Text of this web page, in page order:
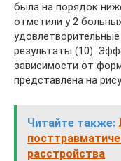
была на порядок
отметили у 2
результаты (10).
зависимости от
представлена на
Читайте также:
расстройства